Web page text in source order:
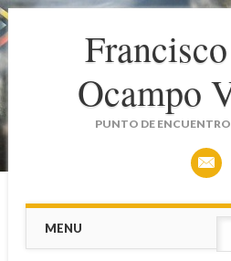
Ocampo
PUNTO DE
Main menu
MENU